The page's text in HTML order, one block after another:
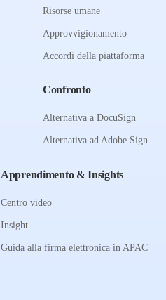
Risorse umane
Approvvigionamento
Accordi della piattaforma
Confronto
Alternativa a DocuSign
Alternativa ad Adobe Sign
Apprendimento & Insights
Centro video
Insight
Guida alla firma elettronica in APAC